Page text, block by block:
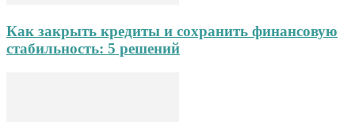
Как закрыть кредиты и сохранить финансовую
стабильность: 5 решений